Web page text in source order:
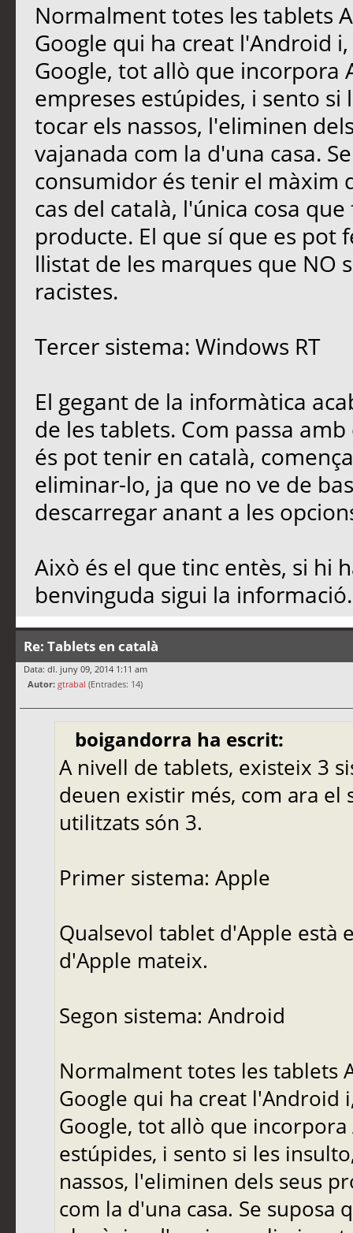
Normalment totes les tablets
Google qui ha creat l'Android
Google, tot allò que incorpora
empreses estúpides, i sento
tocar els nassos, l'eliminen
vajanada com la d'una casa.
consumidor és tenir el màxim
cas del català, l'única cosa
producte. El que sí que es pot
llistat de les marques que NO
racistes.
Tercer sistema: Windows RT
El gegant de la informàtica
de les tablets. Com passa
és pot tenir en català,
eliminar-lo, ja que no ve de
descarregar anant a les
Això és el que tinc entès, si hi
benvinguda sigui la informació.
Re: Tablets en català
Data: dl. juny 09, 2014 1:11 am
Autor: gtrabal (Entrades: 14)
boigandorra ha escrit:
A nivell de tablets, existeix 3
deuen existir més, com ara el
utilitzats són 3.
Primer sistema: Apple
Qualsevol tablet d'Apple està
d'Apple mateix.
Segon sistema: Android
Normalment totes les tablets
Google qui ha creat l'Android
Google, tot allò que
estúpides, i sento si les
nassos, l'eliminen dels seus
com la d'una casa. Se